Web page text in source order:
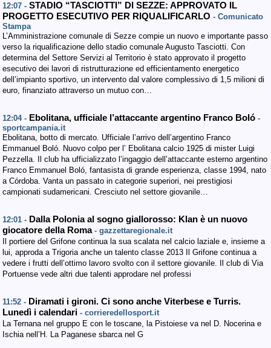
12:07 - STADIO “TASCIOTTI” DI SEZZE: APPROVATO IL
PROGETTO ESECUTIVO PER RIQUALIFICARLO - Comunicato
Stampa
L’Amministrazione comunale di Sezze compie un nuovo e importante passo
verso la riqualificazione dello stadio comunale Augusto Tasciotti. Con
determina del Settore Servizi al Territorio è stato approvato il progetto
esecutivo dei lavori di ristrutturazione ed efficientamento energetico
dell’impianto sportivo, un intervento dal valore complessivo di 1,5 milioni di
euro, finanziato attraverso un mutuo con…
12:04 - Ebolitana, ufficiale l’attaccante argentino Franco Boló -
sportcampania.it
Ebolitana, botto di mercato. Ufficiale l’arrivo dell’argentino Franco
Emmanuel Boló. Nuovo colpo per l’ Ebolitana calcio 1925 di mister Luigi
Pezzella. Il club ha ufficializzato l’ingaggio dell’attaccante esterno argentino
Franco Emmanuel Boló, fantasista di grande esperienza, classe 1994, nato
a Córdoba. Vanta un passato in categorie superiori, nei prestigiosi
campionati sudamericani. Cresciuto nel settore giovanile…
12:01 - Dalla Polonia al sogno giallorosso: Klan è un nuovo
giocatore della Roma - gazzettaregionale.it
Il portiere del Grifone continua la sua scalata nel calcio laziale e, insieme a
lui, approda a Trigoria anche un talento classe 2013 Il Grifone continua a
vedere i frutti dell’ottimo lavoro svolto con il settore giovanile. Il club di Via
Portuense vede altri due talenti approdare nel professi
11:52 - Diramati i gironi. Ci sono anche Viterbese e Turris.
Lunedì i calendari - corrieredellosport.it
La Ternana nel gruppo E con le toscane, la Pistoiese va nel D. Nocerina e
Ischia nell’H. La Paganese sbarca nel G